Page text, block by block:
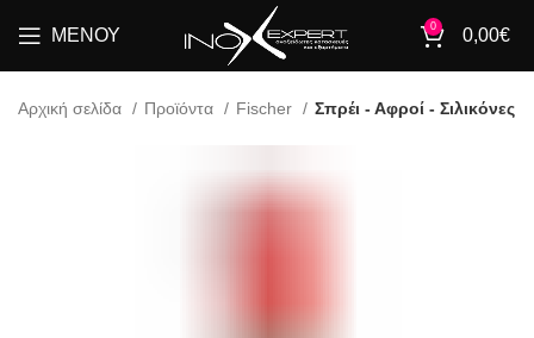
ΜΕΝΟΎ 0 0,00€
Αρχική σελίδα Προϊόντα Fischer Σπρέι - Αφροί - Σιλικόνες